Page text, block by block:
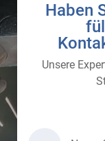
Haben
Unsere